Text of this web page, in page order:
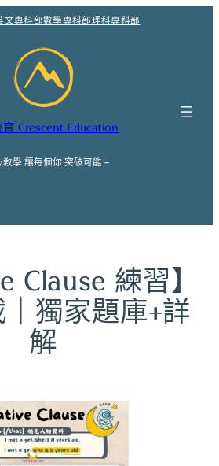
文專科部數學專科部理科專科部
育 Crescent Education
教學 讓每個你 突破可能 –
Clause 練習】
｜獨家題庫+詳
解